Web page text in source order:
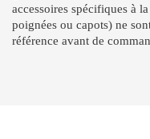
accessoires spécifiques à
poignées ou capots) ne
référence avant de